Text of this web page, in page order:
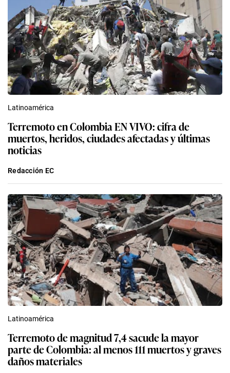
Latinoamérica
Terremoto en Colombia EN VIVO: cifra de
muertos, heridos, ciudades afectadas y últimas
noticias
Redacción EC
Latinoamérica
Terremoto de magnitud 7,4 sacude la mayor
parte de Colombia: al menos 111 muertos y graves
daños materiales